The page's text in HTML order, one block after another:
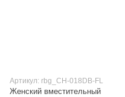
Артикул: rbg_CH-018DB-FL
Женский вместительный